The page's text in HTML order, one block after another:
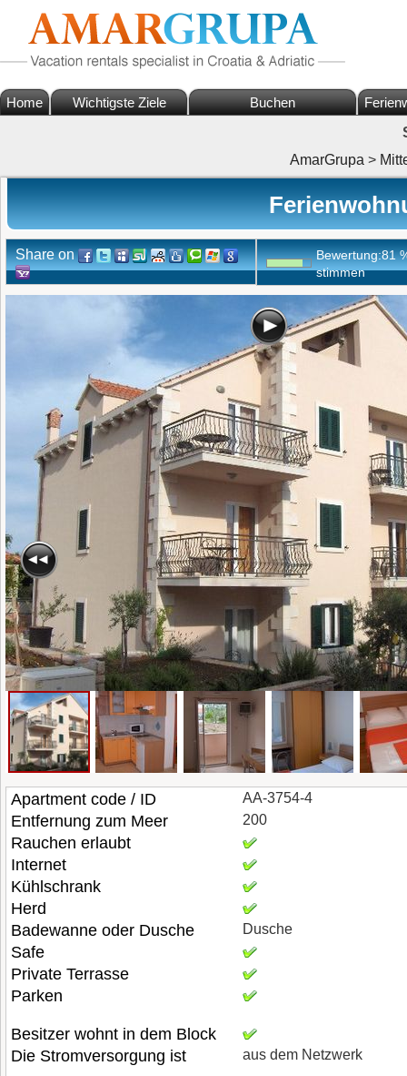
Home Wichtigste Ziele Buchen
AmarGrupa >
Share on Bewertung:81
stimmen
Apartment code / ID AA-3754-4
Entfernung zum Meer 200
Rauchen erlaubt
Internet
Kühlschrank
Herd
Badewanne oder Dusche
Dusche
Safe
Private Terrasse
Parken
Besitzer wohnt in dem Block
Die Stromversorgung ist
aus dem Netzwerk